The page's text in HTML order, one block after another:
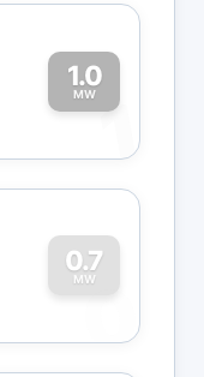
1.0
MW1
0.7
MW
0